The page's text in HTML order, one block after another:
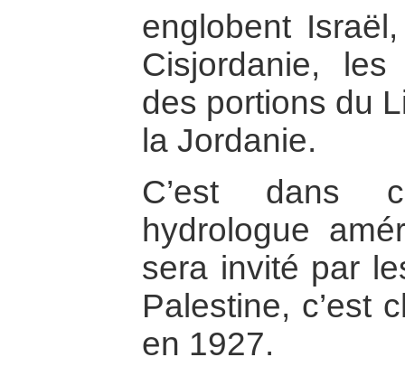
englobent
Cisjordanie,
des portions du
la Jordanie.
C’est dans
hydrologue
sera invité par
Palestine, c’est
en 1927.